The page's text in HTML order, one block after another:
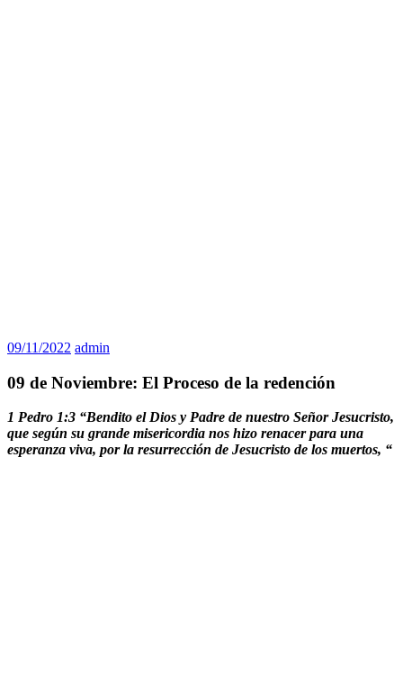
09/11/2022 admin
09 de Noviembre: El Proceso de la redención
1 Pedro 1:3 “Bendito el Dios y Padre de nuestro Señor Jesucristo,
que según su grande misericordia nos hizo renacer para una
esperanza viva, por la resurrección de Jesucristo de los muertos, “